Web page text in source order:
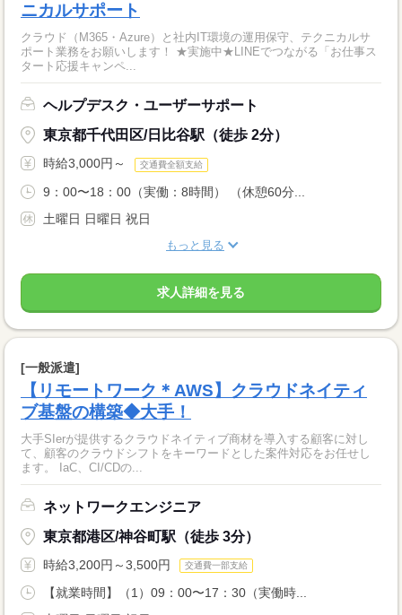
ニカルサポート
クラウド（M365・Azure）と社内IT環境の運用保守、テクニカルサ
ポート業務をお願いします！ ★実施中★LINEでつながる「お仕事ス
タート応援キャンペ...
ヘルプデスク・ユーザーサポート
東京都千代田区/日比谷駅（徒歩 2分）
時給3,000円～ 交通費全額支給
9：00〜18：00（実働：8時間） （休憩60分...
土曜日 日曜日 祝日
もっと見る
求人詳細を見る
[一般派遣]
【リモートワーク＊AWS】クラウドネイティ
ブ基盤の構築◆大手！
大手SIerが提供するクラウドネイティブ商材を導入する顧客に対し
て、顧客のクラウドシフトをキーワードとした案件対応をお任せし
ます。 IaC、CI/CDの...
ネットワークエンジニア
東京都港区/神谷町駅（徒歩 3分）
時給3,200円～3,500円 交通費一部支給
【就業時間】（1）09：00〜17：30（実働時...